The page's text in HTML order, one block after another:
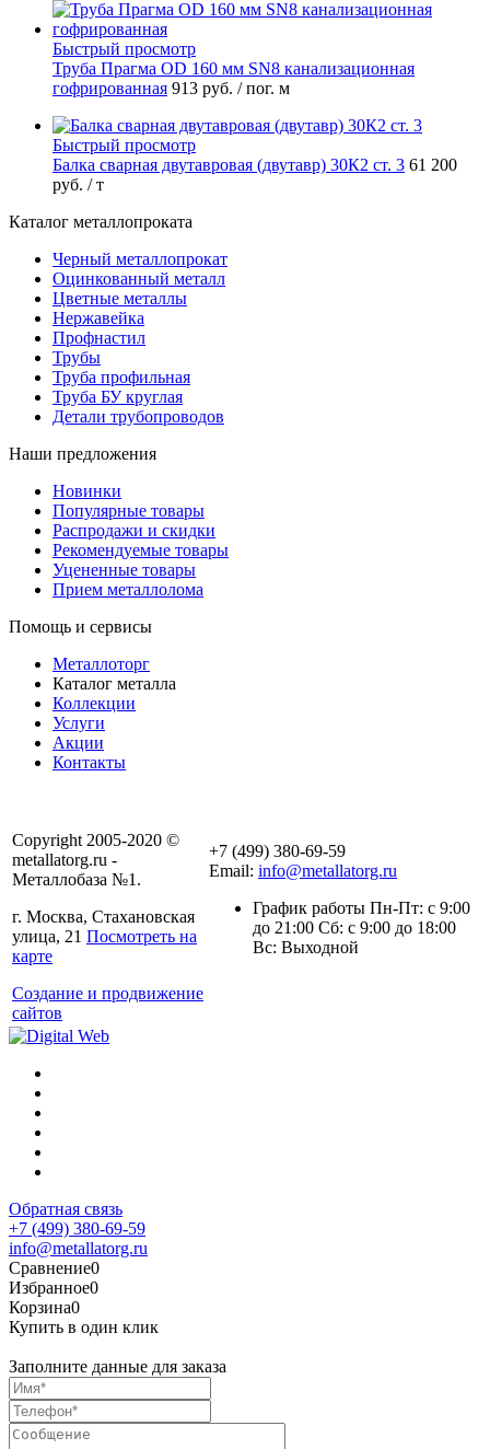
Быстрый просмотр
Труба Прагма OD 160 мм SN8 канализационная
гофрированная 913 руб. / пог. м
Быстрый просмотр
Балка сварная двутавровая (двутавр) 30К2 ст. 3 61 200
руб. / т
Каталог металлопроката
Черный металлопрокат
Оцинкованный металл
Цветные металлы
Нержавейка
Профнастил
Трубы
Труба профильная
Труба БУ круглая
Детали трубопроводов
Наши предложения
Новинки
Популярные товары
Распродажи и скидки
Рекомендуемые товары
Уцененные товары
Прием металлолома
Помощь и сервисы
Металлоторг
Каталог металла
Коллекции
Услуги
Акции
Контакты
Copyright 2005-2020 ©
metallatorg.ru -
Металлобаза №1.
г. Москва, Стахановская
улица, 21 Посмотреть на
карте
Создание и продвижение
сайтов
+7 (499) 380-69-59
Email: info@metallatorg.ru
График работы Пн-Пт: с 9:00
до 21:00 Сб: с 9:00 до 18:00
Вс: Выходной
Обратная связь
+7 (499) 380-69-59
info@metallatorg.ru
Сравнение0
Избранное0
Корзина0
Купить в один клик
Заполните данные для заказа